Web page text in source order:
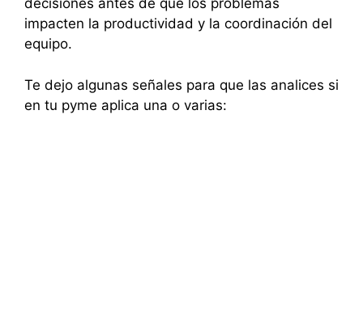
decisiones antes de que los problemas
impacten la productividad y la coordinación del
equipo.
Te dejo algunas señales para que las analices si
en tu pyme aplica una o varias: